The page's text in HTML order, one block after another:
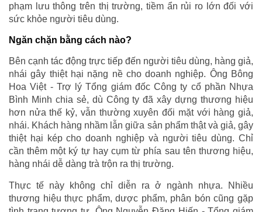
phạm lưu thông trên thị trường, tiềm ẩn rủi ro lớn đối với
sức khỏe người tiêu dùng.
Ngăn chặn bằng cách nào?
Bên cạnh tác động trực tiếp đến người tiêu dùng, hàng giả,
nhái gây thiệt hại nặng nề cho doanh nghiệp. Ông Bông
Hoa Việt - Trợ lý Tổng giám đốc Công ty cổ phần Nhựa
Bình Minh chia sẻ, dù Công ty đã xây dựng thương hiệu
hơn nửa thế kỷ, vẫn thường xuyên đối mặt với hàng giả,
nhái. Khách hàng nhầm lẫn giữa sản phẩm thật và giả, gây
thiệt hại kép cho doanh nghiệp và người tiêu dùng. Chỉ
cần thêm một ký tự hay cụm từ phía sau tên thương hiệu,
hàng nhái dễ dàng trà trộn ra thị trường.
Thực tế này không chỉ diễn ra ở ngành nhựa. Nhiều
thương hiệu thực phẩm, dược phẩm, phân bón cũng gặp